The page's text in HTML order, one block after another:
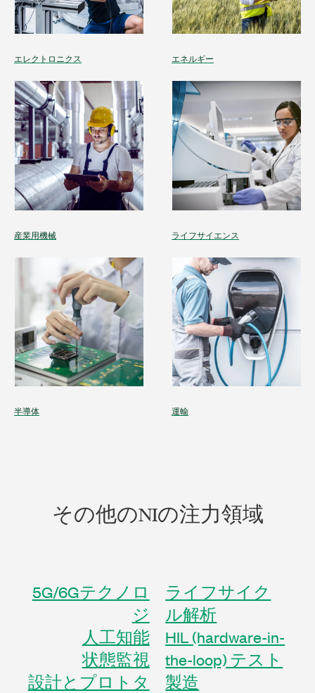
エレクトロニクス エネルギー
産業用機械 ライフサイエンス
半導体 運輸
その他のNIの注力領域
5G/6Gテクノロ
ジ
人工知能
状態監視
設計とプロトタ
ライフサイク
ル解析
HIL (hardware-in-
the-loop) テスト
製造